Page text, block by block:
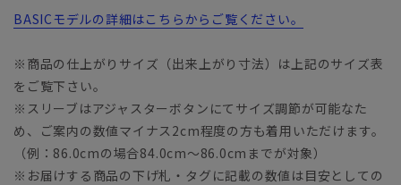
BASICモデルの詳細はこちらからご覧ください。
※商品の仕上がりサイズ（出来上がり寸法）は上記のサイズ表
をご覧下さい。
※スリーブはアジャスターボタンにてサイズ調節が可能なた
め、ご案内の数値マイナス2cm程度の方も着用いただけます。
（例：86.0cmの場合84.0cm～86.0cmまでが対象）
※お届けする商品の下げ札・タグに記載の数値は目安としての